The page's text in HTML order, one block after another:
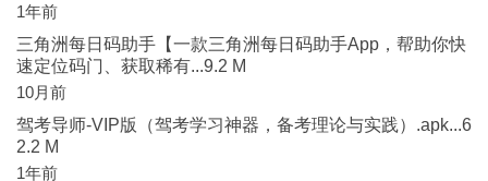
1年前
三角洲每日码助手【一款三角洲每日码助手App，帮助你快
速定位码门、获取稀有...9.2 M
10月前
驾考导师-VIP版（驾考学习神器，备考理论与实践）.apk...6
2.2 M
1年前